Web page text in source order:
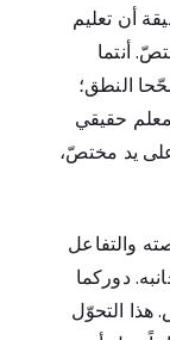
أن تعليم
أنتما
النطق؛
حقيقي
يد مختصّ،
والتفاعل
دوركما
هذا التحوّل